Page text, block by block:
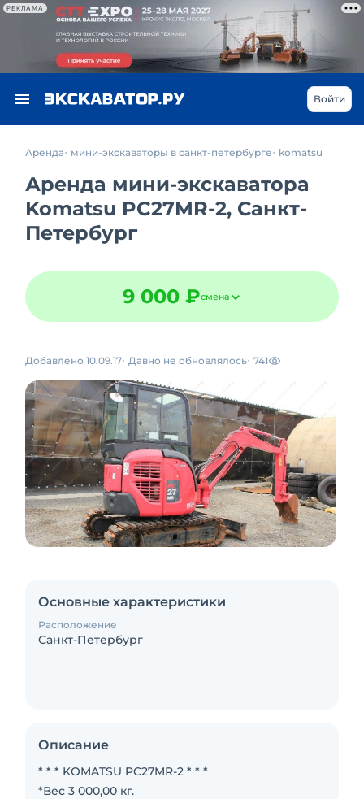
РЕКЛАМА
Войти
Аренда мини-экскаваторы в санкт-петербурге komatsu
Аренда мини-экскаватора
Komatsu PC27MR-2, Санкт-
Петербург
9 000 ₽смена
Добавлено 10.09.17 Давно не обновлялось 741
Основные характеристики
Расположение
Санкт-Петербург
Описание
* * * KOMATSU PC27MR-2 * * *
*Вес 3 000,00 кг.